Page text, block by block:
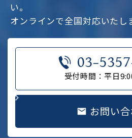
い。
オンラインで全国対応いたし
03-
受付時間：平日
お問い